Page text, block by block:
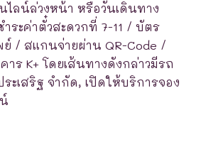
ไลน์ล่วงหน้า หรือวันเดินทาง
ำระค่าตั๋วสะดวกที่ 7-11 / บัตร
/ สแกนจ่ายผ่าน QR-Code /
ร K+ โดยเส้นทางดังกล่าวมีรถ
ะเสริฐ จำกัด, เปิดให้บริการจอง